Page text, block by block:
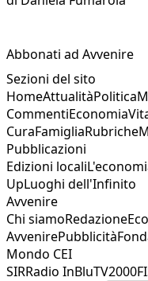
Abbonati ad Avvenire
Sezioni del sito
HomeAttualitàPolitica
CommentiEconomia
CuraFamigliaRubriche
Pubblicazioni
Edizioni locali
UpLuoghi dell'Infinito
Avvenire
Chi siamoRedazione
AvvenirePubblicità
Mondo CEI
SIRRadio InBluTV2000